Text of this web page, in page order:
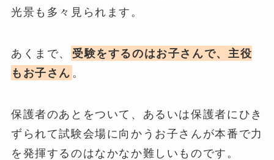
光景も多々見られます。
あくまで、
受験をするのはお子さんで、主役
もお子さん 。
保護者のあとをついて、あるいは保護者にひき
ずられて試験会場に向かうお子さんが本番で力
を発揮するのはなかなか難しいものです。